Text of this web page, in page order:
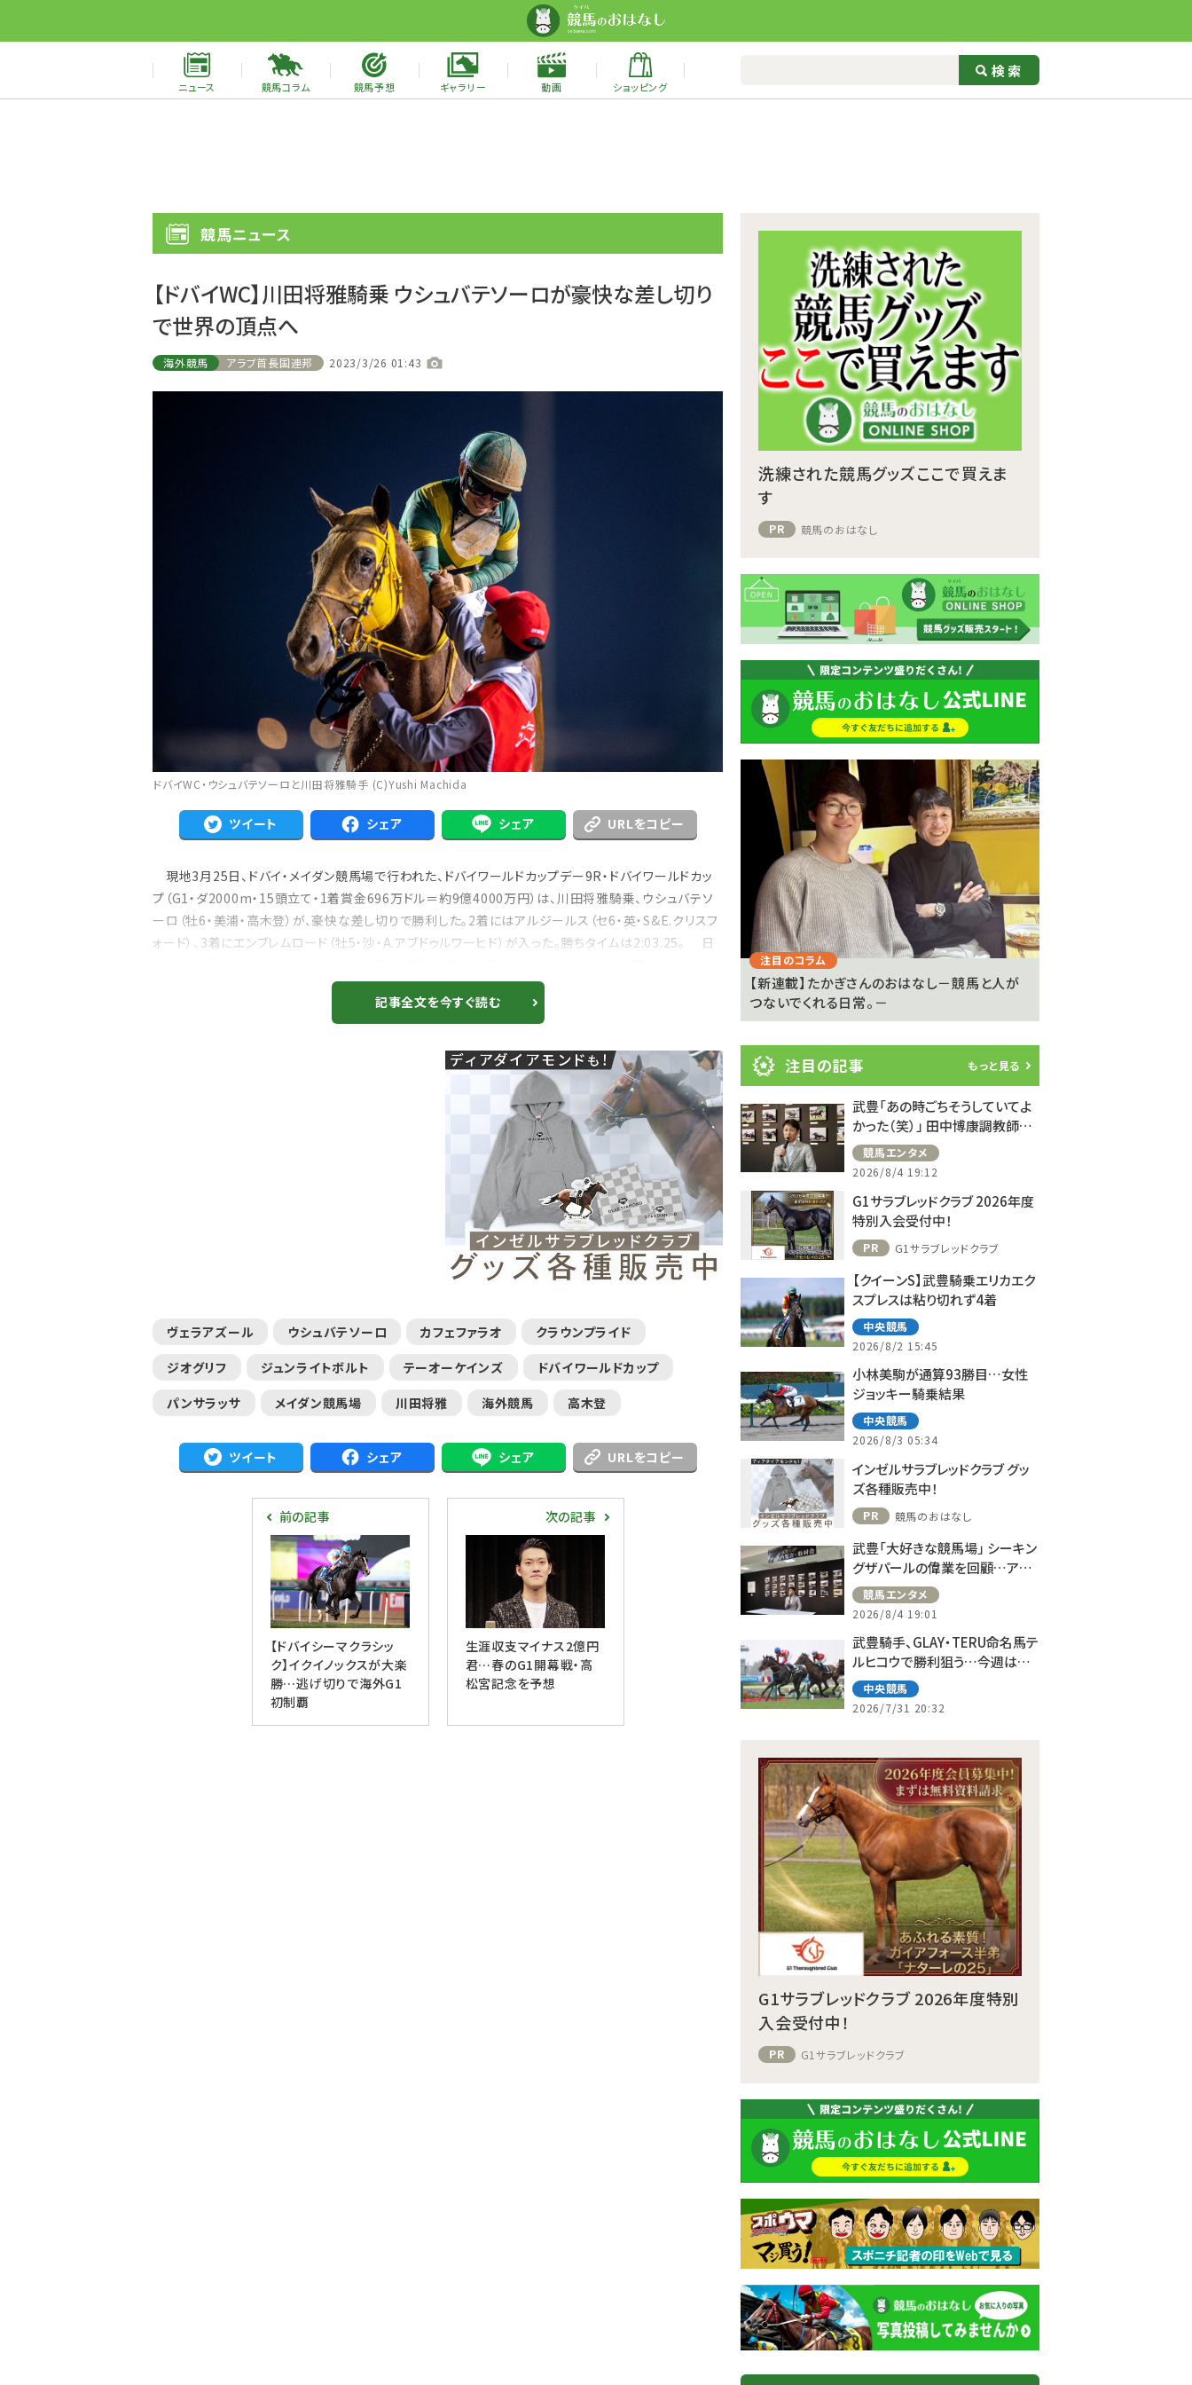
ニュース 競馬コラム 競馬予想 ギャラリー 動画 ショッピング
競馬ニュース
【ドバイWC】川田将雅騎乗 ウシュバテソーロが豪快な差し切り
で世界の頂点へ
海外競馬 アラブ首長国連邦 2023/3/26 01:43
ドバイWC・ウシュバテソーロと川田将雅騎手 (C)Yushi Machida
ツイート シェア シェア URLをコピー
現地3月25日、ドバイ・メイダン競馬場で行われた、ドバイワールドカップデー9R・ドバイワールドカッ
プ（G1・ダ2000m・15頭立て・1着賞金696万ドル＝約9億4000万円）は、川田将雅騎乗、ウシュバテソ
ーロ（牡6・美浦・高木登）が、豪快な差し切りで勝利した。2着にはアルジールス（セ6・英・S&E.クリスフ
ォード）、3着にエンブレムロード（牡5・沙・A.アブドゥルワーヒド）が入った。勝ちタイムは2:03.25。 日
記事全文を今すぐ読む
ヴェラアズール ウシュバテソーロ カフェファラオ
クラウンプライド
ジオグリフ
ジュンライトボルト テーオーケインズ
ドバイワールドカップ
パンサラッサ
メイダン競馬場 川田将雅 海外競馬 高木登
ツイート シェア シェア URLをコピー
前の記事
【ドバイシーマクラシッ
ク】イクイノックスが大楽
勝…逃げ切りで海外G1
初制覇
次の記事
生涯収支マイナス2億円
君…春のG1開幕戦・高
松宮記念を予想
洗練された競馬グッズここで買えま
す
PR 競馬のおはなし
ー
ス
武豊デビュー40年特別展が札幌で開幕 京都
武豊「例年より差しが利いている」 札幌ダート
1700メートルの馬...
注目のコラム
【新連載】たかぎさんのおはなし－競馬と人が
つないでくれる日常。－
注目の記事 もっと見る
武豊「あの時ごちそうしていてよ
かった（笑）」 田中博康調教師と
のフランスでの思い出を語る
競馬エンタメ
2026/8/4 19:12
G1サラブレッドクラブ 2026年度
特別入会受付中！
PR G1サラブレッドクラブ
【クイーンS】武豊騎乗エリカエク
スプレスは粘り切れず4着
中央競馬
2026/8/2 15:45
小林美駒が通算93勝目…女性
ジョッキー騎乗結果
中央競馬
2026/8/3 05:34
インゼルサラブレッドクラブ グッ
ズ各種販売中！
PR 競馬のおはなし
武豊「大好きな競馬場」 シーキン
グザパールの偉業を回顧…アス
コット、ドーヴィルへの思い語る
競馬エンタメ
2026/8/4 19:01
武豊騎手、GLAY・TERU命名馬テ
ルヒコウで勝利狙う…今週は札
幌で10鞍
中央競馬
2026/7/31 20:32
G1サラブレッドクラブ 2026年度特別
入会受付中！
PR G1サラブレッドクラブ